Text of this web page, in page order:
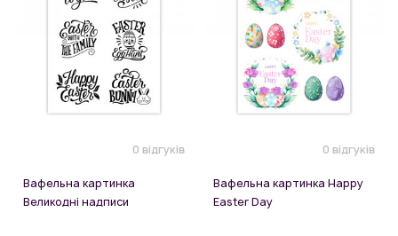
0 відгуків
Вафельна картинка
Великодні надписи
0 відгуків
Вафельна картинка Happy
Easter Day